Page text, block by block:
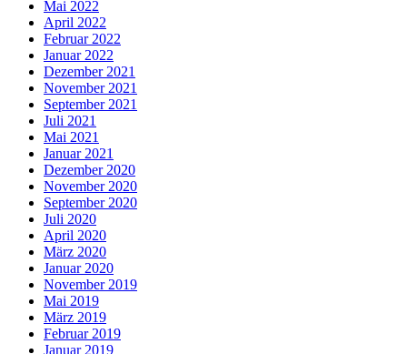
Mai 2022
April 2022
Februar 2022
Januar 2022
Dezember 2021
November 2021
September 2021
Juli 2021
Mai 2021
Januar 2021
Dezember 2020
November 2020
September 2020
Juli 2020
April 2020
März 2020
Januar 2020
November 2019
Mai 2019
März 2019
Februar 2019
Januar 2019